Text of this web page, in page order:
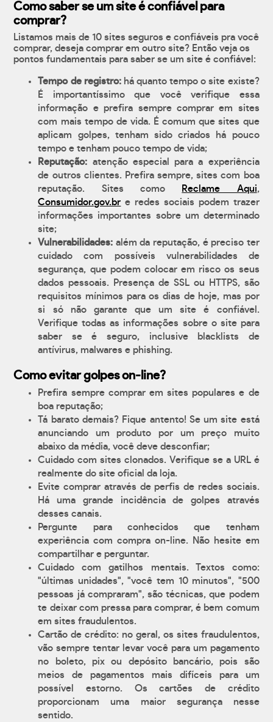
Como saber se um site é confiável para
comprar?
Listamos mais de 10 sites seguros e confiáveis pra você
comprar, deseja comprar em outro site? Então veja os
pontos fundamentais para saber se um site é confiável:
Tempo de registro:há quanto tempo o site existe?
É importantíssimo que você verifique essa
informação e prefira sempre comprar em sites
com mais tempo de vida. É comum que sites que
aplicam golpes, tenham sido criados há pouco
tempo e tenham pouco tempo de vida;
Reputação: atenção especial para a experiência
de outros clientes. Prefira sempre, sites com boa
reputação. Sites como
Reclame Aqui,
Consumidor.gov.br e redes sociais podem trazer
informações importantes sobre um determinado
site;
Vulnerabilidades: além da reputação, é preciso ter
cuidado com possíveis vulnerabilidades de
segurança, que podem colocar em risco os seus
dados pessoais. Presença de SSL ou HTTPS, são
requisitos mínimos para os dias de hoje, mas por
si só não garante que um site é confiável.
Verifique todas as informações sobre o site para
saber se é seguro, inclusive blacklists de
antívirus, malwares e phishing.
Como evitar golpes on-line?
Prefira sempre comprar em sites populares e de
boa reputação;
Tá barato demais? Fique antento! Se um site está
anunciando um produto por um preço muito
abaixo da média, você deve desconfiar;
Cuidado com sites clonados. Verifique se a URL é
realmente do site oficial da loja.
Evite comprar através de perfis de redes sociais.
Há uma grande incidência de golpes através
desses canais.
Pergunte para conhecidos que tenham
experiência com compra on-line. Não hesite em
compartilhar e perguntar.
Cuidado com gatilhos mentais. Textos como:
"últimas unidades", "você tem 10 minutos", "500
pessoas já compraram", são técnicas, que podem
te deixar com pressa para comprar, é bem comum
em sites fraudulentos.
Cartão de crédito: no geral, os sites fraudulentos,
vão sempre tentar levar você para um pagamento
no boleto, pix ou depósito bancário, pois são
meios de pagamentos mais difíceis para um
possível estorno. Os cartões de crédito
proporcionam uma maior segurança nesse
sentido.